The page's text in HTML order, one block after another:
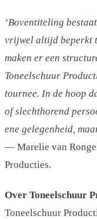
‘Boventiteling
vrijwel altijd beperkt
maken er een
Toneelschuur
tournee. In de hoop
of slechthorend
ene gelegenheid,
— Marelie van
Producties.
Over Toneelschuur
Toneelschuur